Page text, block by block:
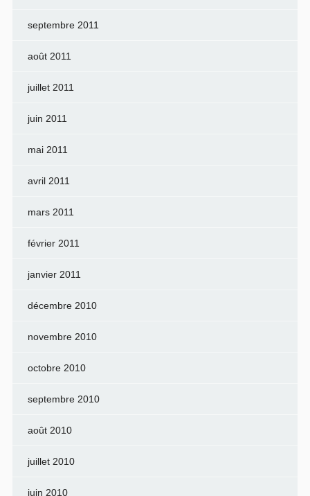
septembre 2011
août 2011
juillet 2011
juin 2011
mai 2011
avril 2011
mars 2011
février 2011
janvier 2011
décembre 2010
novembre 2010
octobre 2010
septembre 2010
août 2010
juillet 2010
juin 2010